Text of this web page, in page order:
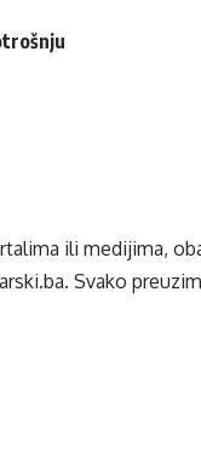
ili medijima,
. Svako